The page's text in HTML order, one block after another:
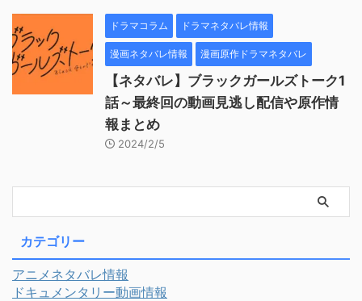
ドラマコラム ドラマネタバレ情報
漫画ネタバレ情報 漫画原作ドラマネタバレ
【ネタバレ】ブラックガールズトーク1
話～最終回の動画見逃し配信や原作情
報まとめ
2024/2/5
カテゴリー
アニメネタバレ情報
ドキュメンタリー動画情報